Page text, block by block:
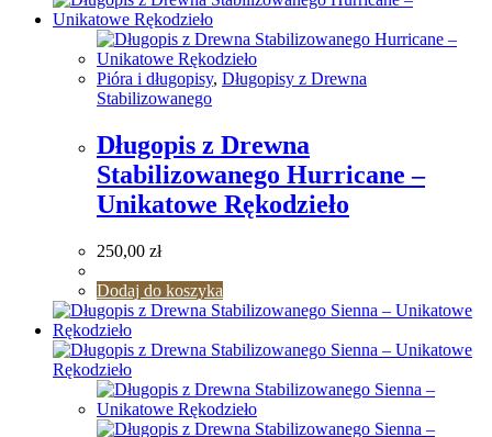
Pióra i długopisy, Długopisy z Drewna
Stabilizowanego
Długopis z Drewna
Stabilizowanego Hurricane –
Unikatowe Rękodzieło
250,00 zł
Dodaj do koszyka